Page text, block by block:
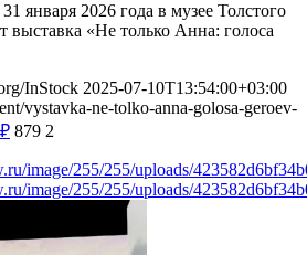
января 2026 года в музее Толстого
выставка «Не только Анна: голоса
InStock 2025-07-10T13:54:00+03:00
vystavka-ne-tolko-anna-golosa-geroev-
₽ 879 2
image/255/255/uploads/
image/255/255/uploads/